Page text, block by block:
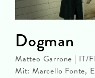
Dogman
Matteo Garrone | IT/
Mit: Marcello Fonte,